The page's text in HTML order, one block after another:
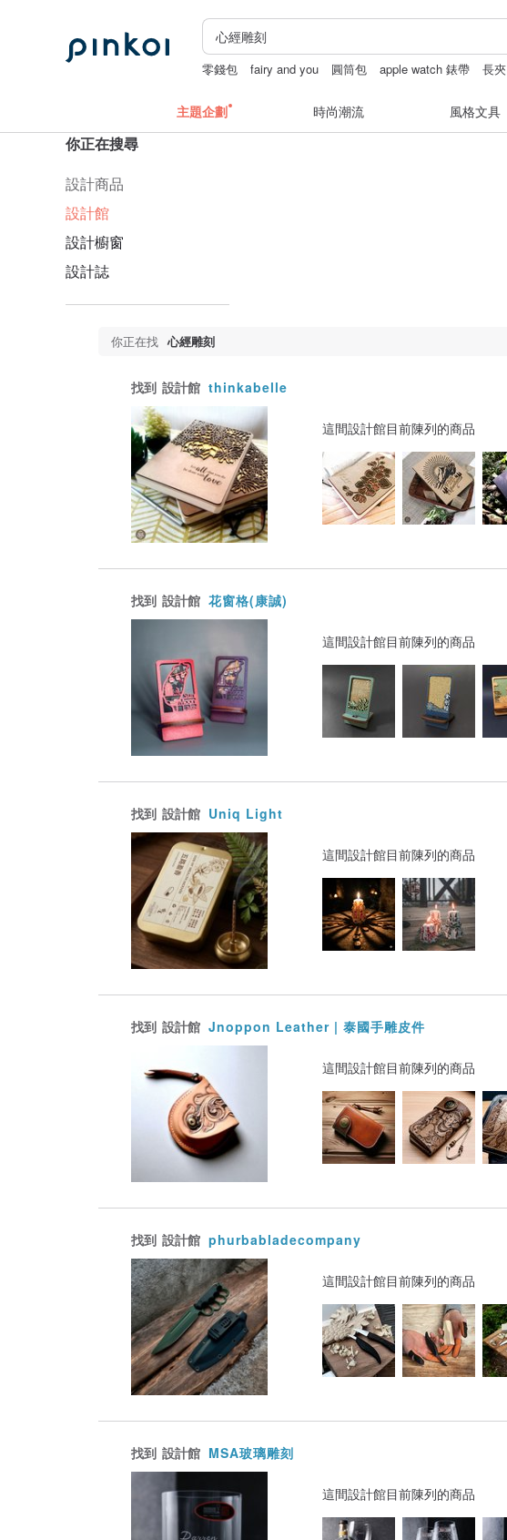
零錢包 fairy and you 圓筒包 apple watch 錶帶 長夾
主題企劃 時尚潮流 風格文具
你正在搜尋
設計商品
設計館
設計櫥窗
設計誌
你正在找 心經雕刻
找到 設計館 thinkabelle
這間設計館目前陳列的商品
找到 設計館 花窗格(康誠)
這間設計館目前陳列的商品
找到 設計館 Uniq Light
這間設計館目前陳列的商品
找到 設計館 Jnoppon Leather | 泰國手雕皮件
這間設計館目前陳列的商品
找到 設計館 phurbabladecompany
這間設計館目前陳列的商品
找到 設計館 MSA玻璃雕刻
這間設計館目前陳列的商品